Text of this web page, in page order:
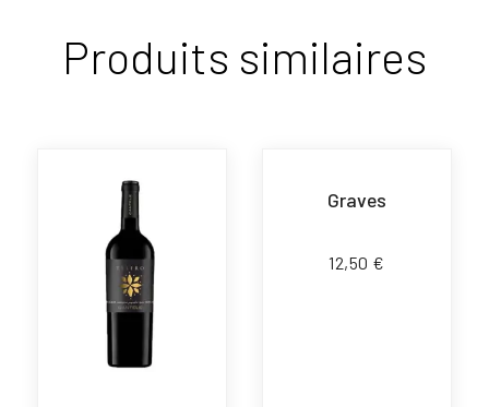
Produits similaires
Graves
12,50 €